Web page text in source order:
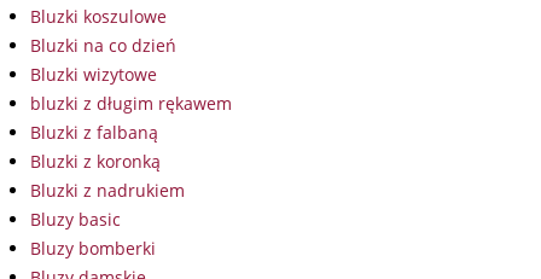
Bluzki koszulowe
Bluzki na co dzień
Bluzki wizytowe
bluzki z długim rękawem
Bluzki z falbaną
Bluzki z koronką
Bluzki z nadrukiem
Bluzy basic
Bluzy bomberki